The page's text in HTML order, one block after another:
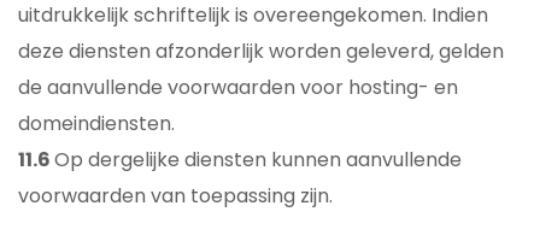
uitdrukkelijk schriftelijk is overeengekomen. Indien
deze diensten afzonderlijk worden geleverd, gelden
de aanvullende voorwaarden voor hosting- en
domeindiensten.
11.6Op dergelijke diensten kunnen aanvullende
voorwaarden van toepassing zijn.